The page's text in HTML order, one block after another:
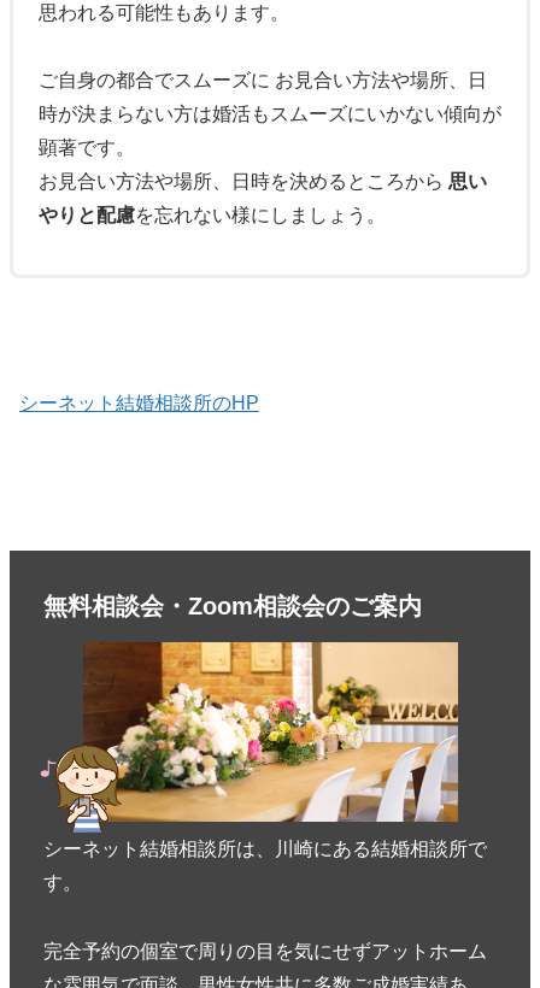
思われる可能性もあります。
ご自身の都合でスムーズに お見合い方法や場所、日
時が決まらない方は婚活もスムーズにいかない傾向が
顕著です。
お見合い方法や場所、日時を決めるところから 思い
やりと配慮を忘れない様にしましょう。
シーネット結婚相談所のHP
無料相談会・Zoom相談会のご案内
シーネット結婚相談所は、川崎にある結婚相談所で
す。
完全予約の個室で周りの目を気にせずアットホーム